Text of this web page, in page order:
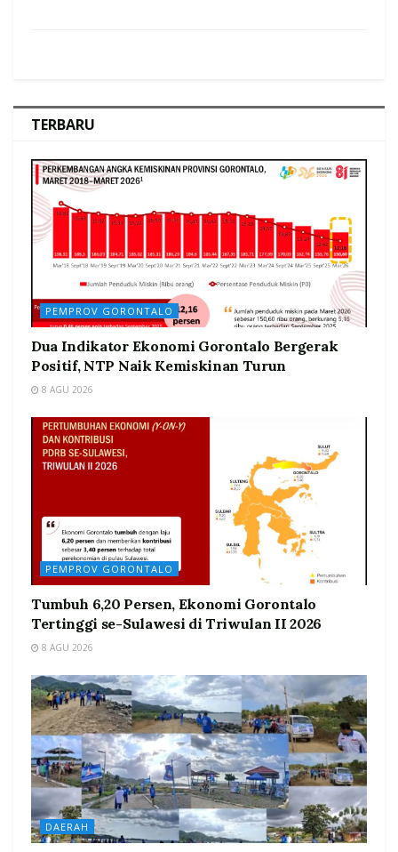
TERBARU
PEMPROV GORONTALO
Dua Indikator Ekonomi Gorontalo Bergerak
Positif, NTP Naik Kemiskinan Turun
8 AGU 2026
PEMPROV GORONTALO
Tumbuh 6,20 Persen, Ekonomi Gorontalo
Tertinggi se-Sulawesi di Triwulan II 2026
8 AGU 2026
DAERAH